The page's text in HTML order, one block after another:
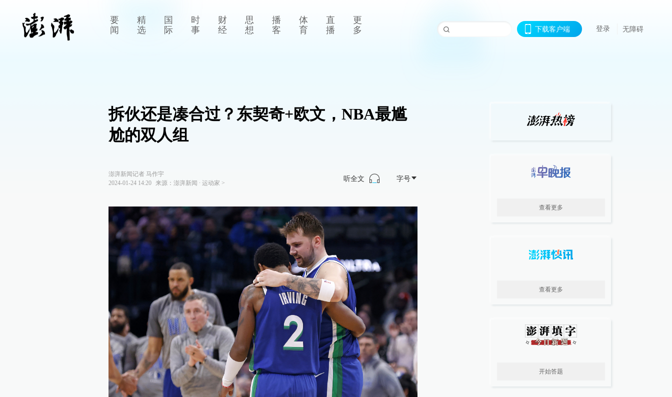
要
闻
精
选
国
际
时
事
财
经
思
想
播
客
体
育
直
播
更
多
下载客户端 登录 无障碍
拆伙还是凑合过？东契奇+欧文，NBA最尴
尬的双人组
澎湃新闻记者 马作宇
2024-01-24 14:20
来源： 澎湃新闻 ∙ 运动家 >
听全文 字号
查看更多
查看更多
开始答题